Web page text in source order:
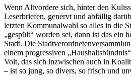
Wenn Altvordere sich, hinter den
Leserbriefen, genervt und abfällig
letzten Kommunalwahl so alles in die
„gespült“ worden sei, dann ist das ein
Stadt. Die
einem progressiven
Volt, das sich inzwischen auch in
– ist so jung, so divers, so frisch und